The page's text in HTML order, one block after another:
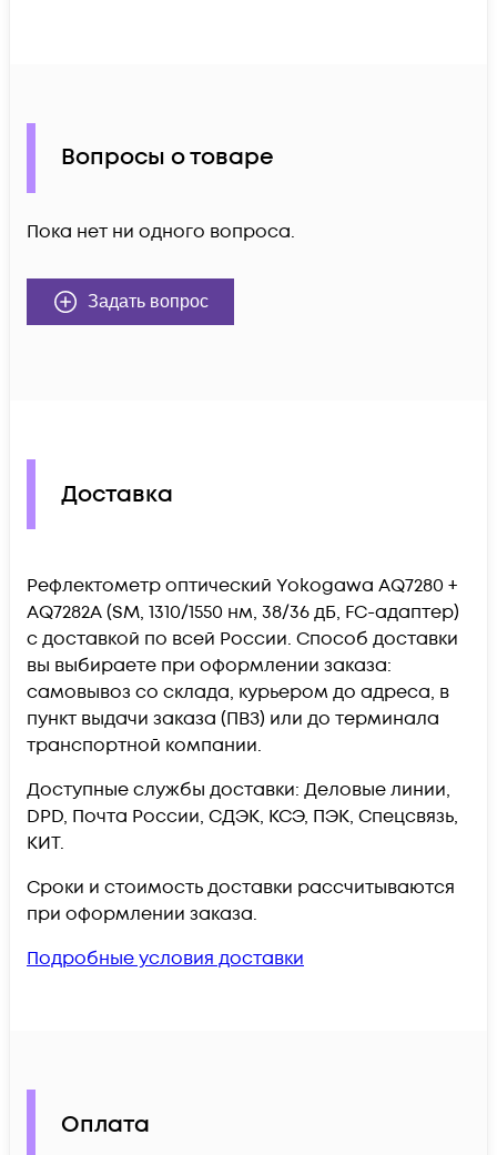
Вопросы о товаре
Пока нет ни одного вопроса.
Задать вопрос
Доставка
Рефлектометр оптический Yokogawa AQ7280 +
AQ7282A (SM, 1310/1550 нм, 38/36 дБ, FC-адаптер)
c доставкой по всей России. Способ доставки
вы выбираете при оформлении заказа:
самовывоз со склада, курьером до адреса, в
пункт выдачи заказа (ПВЗ) или до терминала
транспортной компании.
Доступные службы доставки: Деловые линии,
DPD, Почта России, СДЭК, КСЭ, ПЭК, Спецсвязь,
КИТ.
Сроки и стоимость доставки рассчитываются
при оформлении заказа.
Подробные условия доставки
Оплата